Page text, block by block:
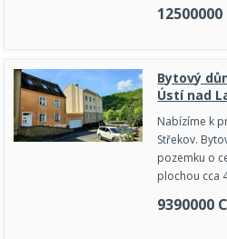
12500000
Bytový
Ústí nad
Nabízíme k
Střekov.
pozemku o
plochou cca
9390000